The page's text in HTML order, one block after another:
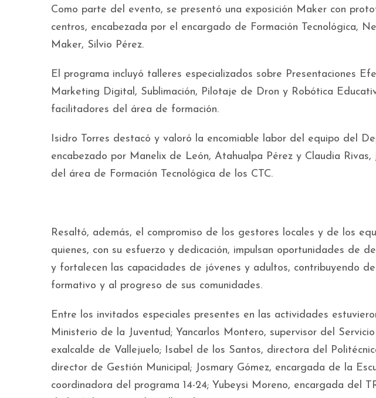
Como parte del evento, se presentó una exposición Maker con
centros, encabezada por el encargado de Formación Tecnológica,
Maker, Silvio Pérez.
El programa incluyó talleres especializados sobre Presentaciones
Marketing Digital, Sublimación, Pilotaje de Dron y Robótica
facilitadores del área de formación.
Isidro Torres destacó y valoró la encomiable labor del equipo del
encabezado por Manelix de León, Atahualpa Pérez y Claudia
del área de Formación Tecnológica de los CTC.
Resaltó, además, el compromiso de los gestores locales y de los
quienes, con su esfuerzo y dedicación, impulsan oportunidades de
y fortalecen las capacidades de jóvenes y adultos, contribuyendo
formativo y al progreso de sus comunidades.
Entre los invitados especiales presentes en las actividades
Ministerio de la Juventud; Yancarlos Montero, supervisor del
exalcalde de Vallejuelo; Isabel de los Santos, directora del
director de Gestión Municipal; Josmary Gómez, encargada de la
coordinadora del programa 14-24; Yubeysi Moreno, encargada del